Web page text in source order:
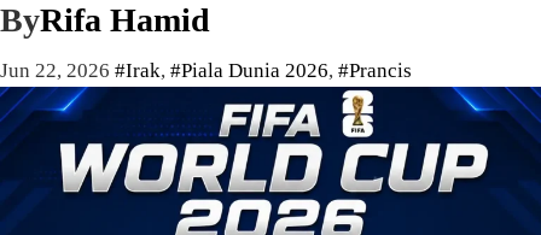
ByRifa Hamid
Jun 22, 2026 #Irak, #Piala Dunia 2026, #Prancis